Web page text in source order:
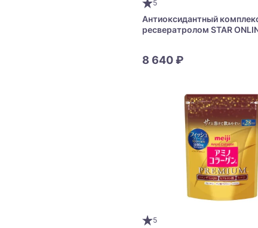
5
Антиоксидантный
ресвератролом STAR
8 640 ₽
5